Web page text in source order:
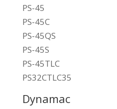
PS-45
PS-45C
PS-45QS
PS-45S
PS-45TLC
PS32CTLC35
Dynamac